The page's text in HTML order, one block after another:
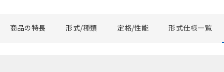
商品の特長 形式/種類 定格/性能 形式仕様一覧